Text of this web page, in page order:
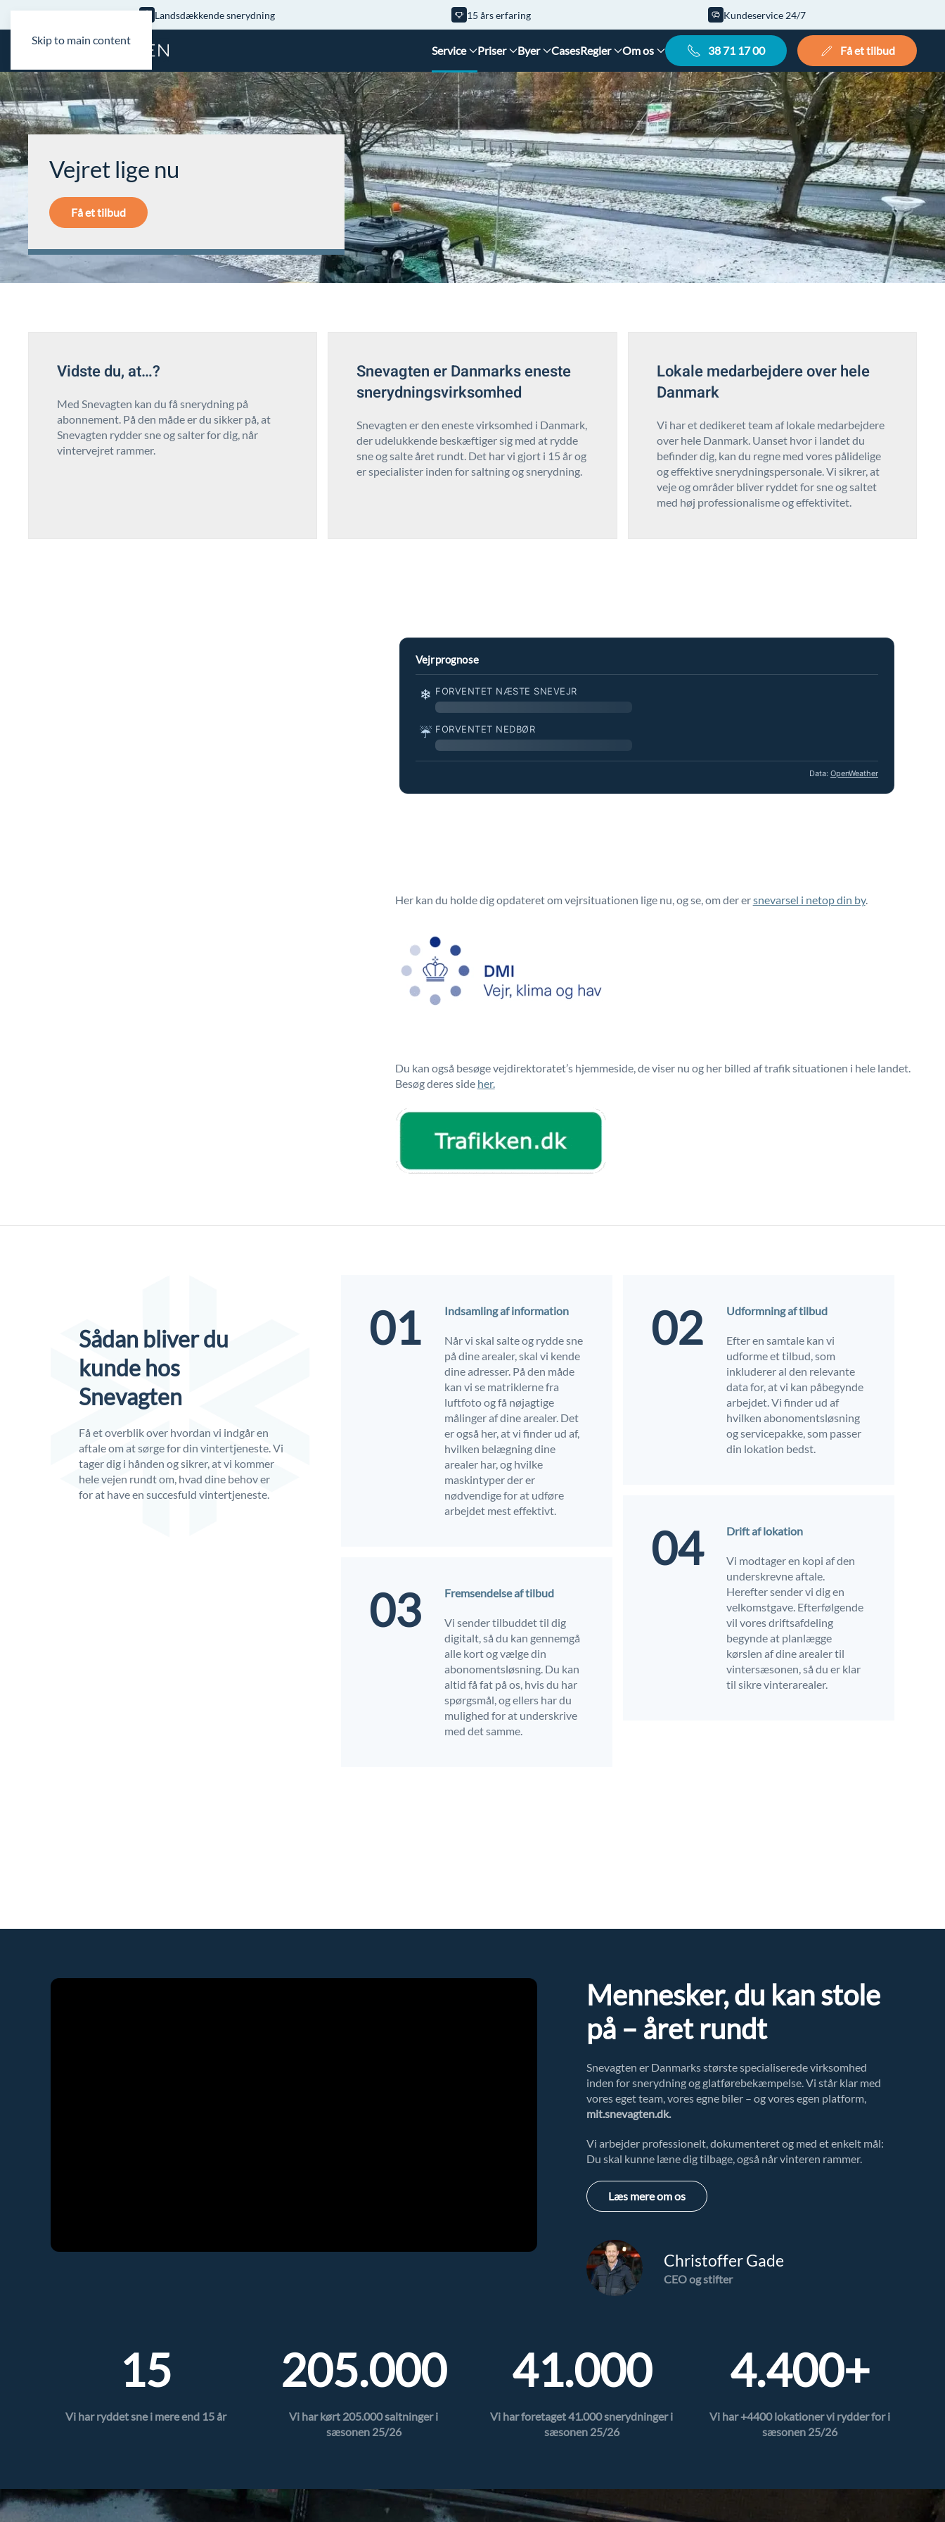
Skip to main content
Landsdækkende snerydning 15 års erfaring Kundeservice 24/7
Service Priser Byer CasesRegler Om os 38 71 17 00 Få et tilbud
Vejret lige nu
Få et tilbud
Vidste du, at…?
Med Snevagten kan du få snerydning på
abonnement. På den måde er du sikker på, at
Snevagten rydder sne og salter for dig, når
vintervejret rammer.
Snevagten er Danmarks eneste
snerydningsvirksomhed
Snevagten er den eneste virksomhed i Danmark,
der udelukkende beskæftiger sig med at rydde
sne og salte året rundt. Det har vi gjort i 15 år og
er specialister inden for saltning og snerydning.
Lokale medarbejdere over hele
Danmark
Vi har et dedikeret team af lokale medarbejdere
over hele Danmark. Uanset hvor i landet du
befinder dig, kan du regne med vores pålidelige
og effektive snerydningspersonale. Vi sikrer, at
veje og områder bliver ryddet for sne og saltet
med høj professionalisme og effektivitet.
Vejrprognose
❄ FORVENTET NÆSTE SNEVEJR
☔ FORVENTET NEDBØR
Data: OpenWeather
Her kan du holde dig opdateret om vejrsituationen lige nu, og se, om der ersnevarsel i netop din by.
Du kan også besøge vejdirektoratet’s hjemmeside, de viser nu og her billed af trafik situationen i hele landet.
Besøg deres side her.
Sådan bliver du
kunde hos
Snevagten
Få et overblik over hvordan vi indgår en
aftale om at sørge for din vintertjeneste. Vi
tager dig i hånden og sikrer, at vi kommer
hele vejen rundt om, hvad dine behov er
for at have en succesfuld vintertjeneste.
01 Indsamling af information
Når vi skal salte og rydde sne
på dine arealer, skal vi kende
dine adresser. På den måde
kan vi se matriklerne fra
luftfoto og få nøjagtige
målinger af dine arealer. Det
er også her, at vi finder ud af,
hvilken belægning dine
arealer har, og hvilke
maskintyper der er
nødvendige for at udføre
arbejdet mest effektivt.
02 Udformning af tilbud
Efter en samtale kan vi
udforme et tilbud, som
inkluderer al den relevante
data for, at vi kan påbegynde
arbejdet. Vi finder ud af
hvilken abonomentsløsning
og servicepakke, som passer
din lokation bedst.
03 Fremsendelse af tilbud
Vi sender tilbuddet til dig
digitalt, så du kan gennemgå
alle kort og vælge din
abonomentsløsning. Du kan
altid få fat på os, hvis du har
spørgsmål, og ellers har du
mulighed for at underskrive
med det samme.
04 Drift af lokation
Vi modtager en kopi af den
underskrevne aftale.
Herefter sender vi dig en
velkomstgave. Efterfølgende
vil vores driftsafdeling
begynde at planlægge
kørslen af dine arealer til
vintersæsonen, så du er klar
til sikre vinterarealer.
Mennesker, du kan stole
på – året rundt
Snevagten er Danmarks største specialiserede virksomhed
inden for snerydning og glatførebekæmpelse. Vi står klar med
vores eget team, vores egne biler – og vores egen platform,
mit.snevagten.dk.
Vi arbejder professionelt, dokumenteret og med et enkelt mål:
Du skal kunne læne dig tilbage, også når vinteren rammer.
Læs mere om os
Christoffer Gade
CEO og stifter
15
Vi har ryddet sne i mere end 15 år
205.000
Vi har kørt 205.000saltninger i
sæsonen 25/26
41.000
Vi har foretaget 41.000 snerydninger i
sæsonen 25/26
4.400+
Vi har +4400 lokationer vi rydder for i
sæsonen 25/26